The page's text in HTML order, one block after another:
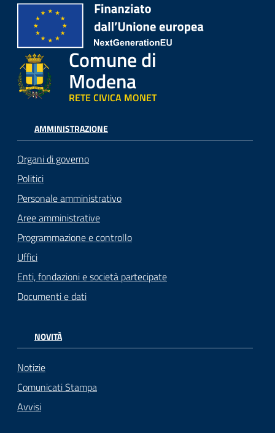
Comune di
Modena
RETE CIVICA MONET
AMMINISTRAZIONE
Organi di governo
Politici
Personale amministrativo
Aree amministrative
Programmazione e controllo
Uffici
Enti, fondazioni e società partecipate
Documenti e dati
NOVITÀ
Notizie
Comunicati Stampa
Avvisi